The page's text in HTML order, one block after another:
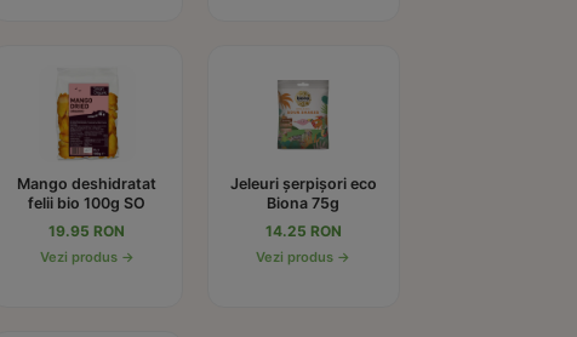
Mango deshidratat
felii bio 100g SO
19.95 RON
Vezi produs →
Jeleuri șerpișori eco
Biona 75g
14.25 RON
Vezi produs →